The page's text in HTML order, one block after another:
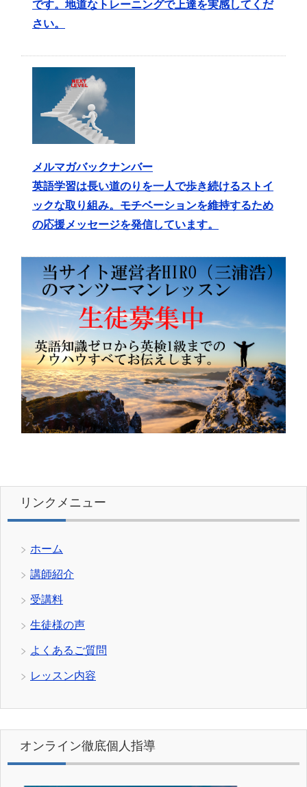
です。地道なトレーニングで上達を実感してくだ
さい。
メルマガバックナンバー
英語学習は長い道のりを一人で歩き続けるストイ
ックな取り組み。モチベーションを維持するため
の応援メッセージを発信しています。
リンクメニュー
ホーム
講師紹介
受講料
生徒様の声
よくあるご質問
レッスン内容
オンライン徹底個人指導